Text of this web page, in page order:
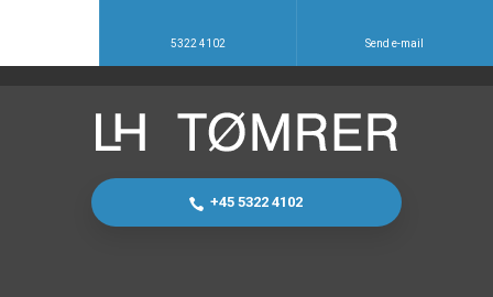
5322 4102 Send e-mail
+45 5322 4102